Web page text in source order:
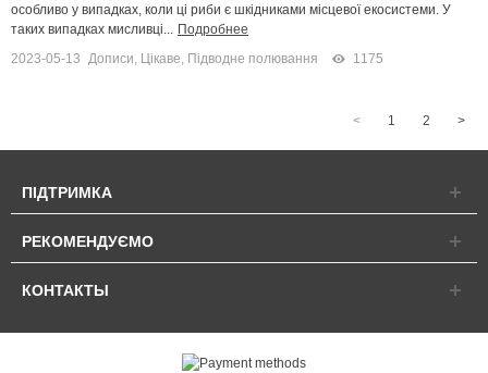
особливо у випадках, коли ці риби є шкідниками місцевої екосистеми. У
таких випадках мисливці...
Подробнее
2023-05-13
Дописи Цікаве Підводне полювання 1175
< 1 2 >
ПІДТРИМКА
РЕКОМЕНДУЄМО
КОНТАКТЫ